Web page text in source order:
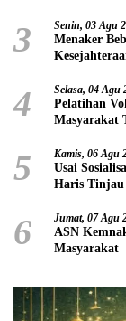
3 Senin, 03 Agu
Menaker
4 Selasa, 04 Agu
Pelatihan
Masyarakat
5 Kamis, 06 Agu
Usai
Haris Tinjau
6 Jumat, 07 Agu
ASN
Masyarakat